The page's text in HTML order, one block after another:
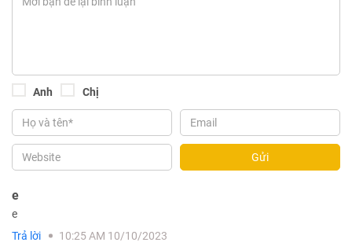
Anh Chị
Gửi
e
e
Trả lời
10:25 AM 10/10/2023